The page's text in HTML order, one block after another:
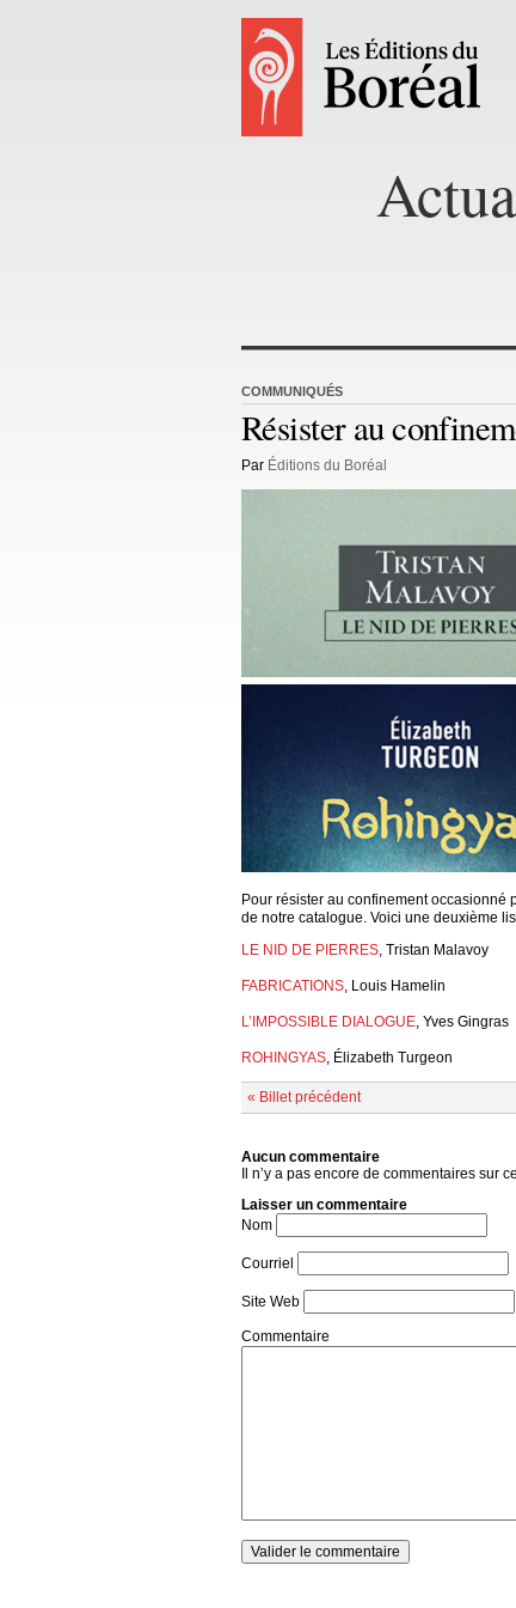
COMMUNIQUÉS
Résister au
Par Éditions du Boréal
Pour résister au confinement occasionné
de notre catalogue. Voici une deuxième
LE NID DE PIERRES, Tristan Malavoy
FABRICATIONS, Louis Hamelin
L’IMPOSSIBLE DIALOGUE, Yves Gingras
ROHINGYAS, Élizabeth Turgeon
« Billet précédent
Aucun commentaire
Il n’y a pas encore de commentaires sur
Laisser un commentaire
Nom
Courriel
Site Web
Commentaire